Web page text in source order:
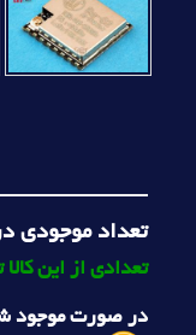
تعداد موجودی
تعدادی از این
در صورت موجود